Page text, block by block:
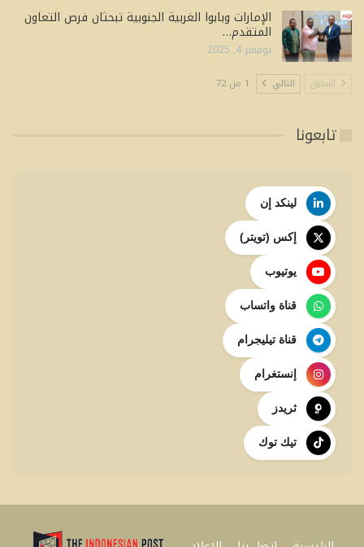
الإمارات وبابوا الغربية الجنوبية تبحثان فرص التعاون
المتقدم…
نوفمبر 4, 2025
السابق التالي 1 من 72
تابعونا
لينكد إن
إكس (تويتر)
يوتيوب
قناة واتساب
قناة تيليجرام
إنستغرام
ثريدز
تيك توك